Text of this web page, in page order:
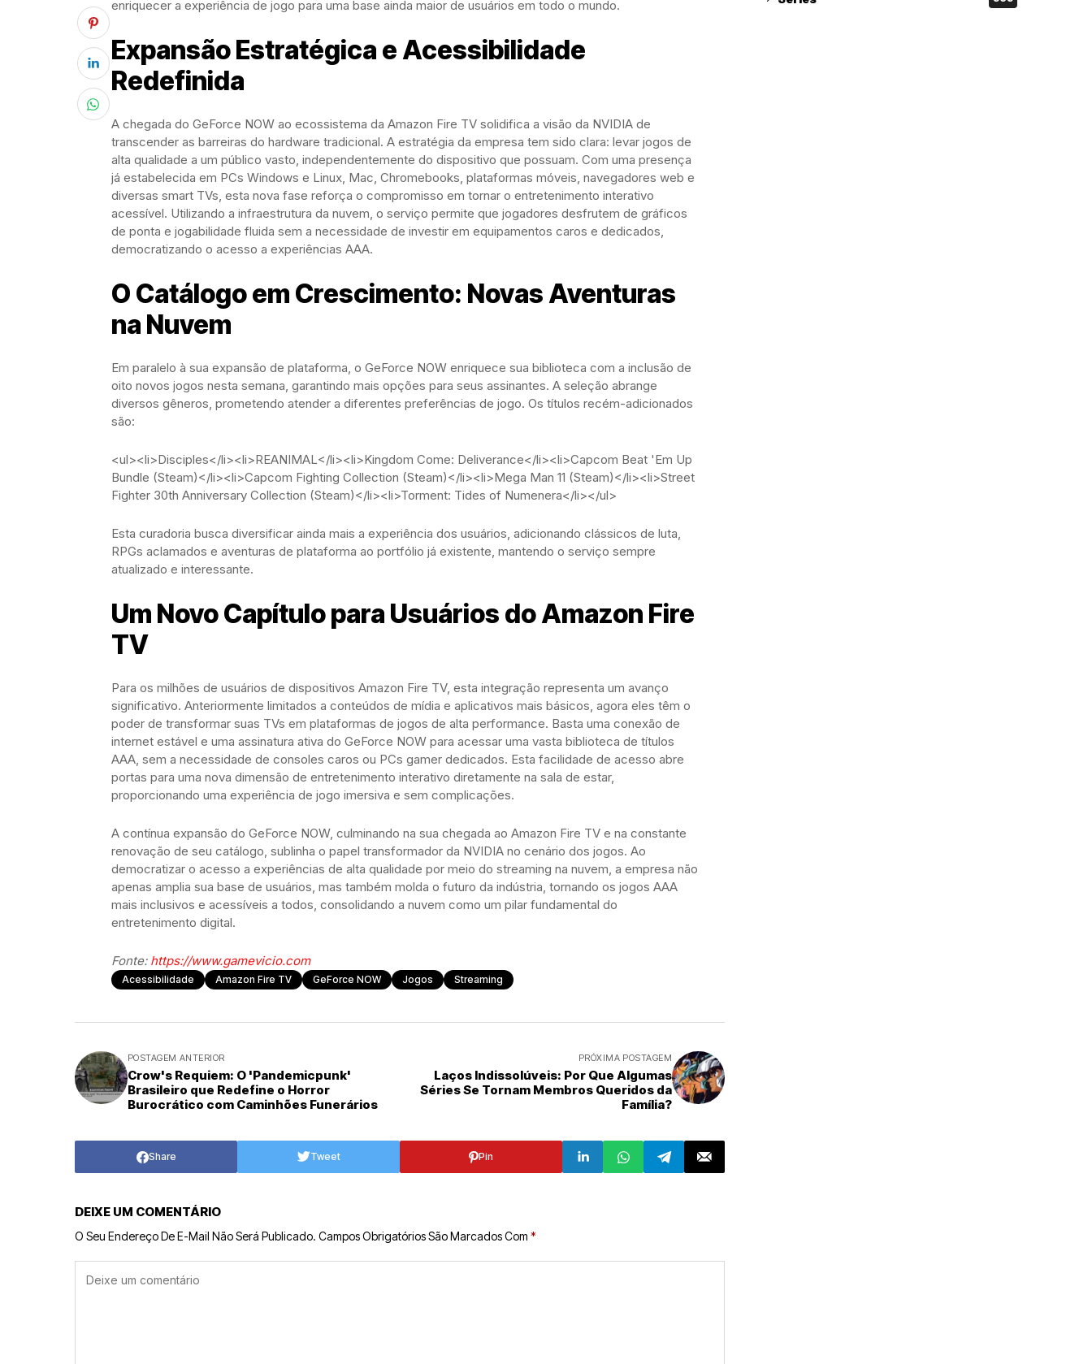
enriquecer a experiência de jogo para uma base ainda maior de usuários em todo o mundo.
Expansão Estratégica e Acessibilidade
Redefinida
A chegada do GeForce NOW ao ecossistema da Amazon Fire TV solidifica a visão da NVIDIA de
transcender as barreiras do hardware tradicional. A estratégia da empresa tem sido clara: levar jogos de
alta qualidade a um público vasto, independentemente do dispositivo que possuam. Com uma presença
já estabelecida em PCs Windows e Linux, Mac, Chromebooks, plataformas móveis, navegadores web e
diversas smart TVs, esta nova fase reforça o compromisso em tornar o entretenimento interativo
acessível. Utilizando a infraestrutura da nuvem, o serviço permite que jogadores desfrutem de gráficos
de ponta e jogabilidade fluida sem a necessidade de investir em equipamentos caros e dedicados,
democratizando o acesso a experiências AAA.
O Catálogo em Crescimento: Novas Aventuras
na Nuvem
Em paralelo à sua expansão de plataforma, o GeForce NOW enriquece sua biblioteca com a inclusão de
oito novos jogos nesta semana, garantindo mais opções para seus assinantes. A seleção abrange
diversos gêneros, prometendo atender a diferentes preferências de jogo. Os títulos recém-adicionados
são:
<ul><li>Disciples</li><li>REANIMAL</li><li>Kingdom Come: Deliverance</li><li>Capcom Beat 'Em Up
Bundle (Steam)</li><li>Capcom Fighting Collection (Steam)</li><li>Mega Man 11 (Steam)</li><li>Street
Fighter 30th Anniversary Collection (Steam)</li><li>Torment: Tides of Numenera</li></ul>
Esta curadoria busca diversificar ainda mais a experiência dos usuários, adicionando clássicos de luta,
RPGs aclamados e aventuras de plataforma ao portfólio já existente, mantendo o serviço sempre
atualizado e interessante.
Um Novo Capítulo para Usuários do Amazon Fire
TV
Para os milhões de usuários de dispositivos Amazon Fire TV, esta integração representa um avanço
significativo. Anteriormente limitados a conteúdos de mídia e aplicativos mais básicos, agora eles têm o
poder de transformar suas TVs em plataformas de jogos de alta performance. Basta uma conexão de
internet estável e uma assinatura ativa do GeForce NOW para acessar uma vasta biblioteca de títulos
AAA, sem a necessidade de consoles caros ou PCs gamer dedicados. Esta facilidade de acesso abre
portas para uma nova dimensão de entretenimento interativo diretamente na sala de estar,
proporcionando uma experiência de jogo imersiva e sem complicações.
A contínua expansão do GeForce NOW, culminando na sua chegada ao Amazon Fire TV e na constante
renovação de seu catálogo, sublinha o papel transformador da NVIDIA no cenário dos jogos. Ao
democratizar o acesso a experiências de alta qualidade por meio do streaming na nuvem, a empresa não
apenas amplia sua base de usuários, mas também molda o futuro da indústria, tornando os jogos AAA
mais inclusivos e acessíveis a todos, consolidando a nuvem como um pilar fundamental do
entretenimento digital.
Fonte: https://www.gamevicio.com
Acessibilidade Amazon Fire TV GeForce NOW Jogos Streaming
POSTAGEM ANTERIOR
Crow's Requiem: O 'Pandemicpunk'
Brasileiro que Redefine o Horror
Burocrático com Caminhões Funerários
PRÓXIMA POSTAGEM
Laços Indissolúveis: Por Que Algumas
Séries Se Tornam Membros Queridos da
Família?
Share Tweet Pin
DEIXE UM COMENTÁRIO
O Seu Endereço De E-Mail Não Será Publicado. Campos Obrigatórios São Marcados Com *